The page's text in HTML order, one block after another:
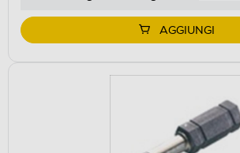
AGGIUNGI